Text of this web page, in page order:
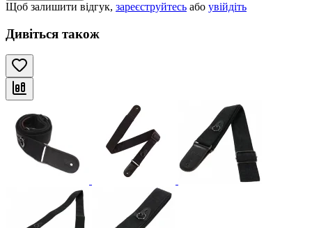
Щоб залишити відгук, зареєструйтесь або увійдіть
Дивіться також